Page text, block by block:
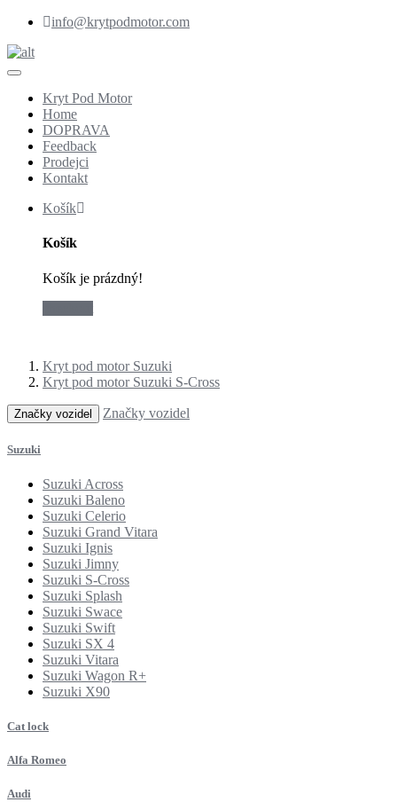
info@krytpodmotor.com
Kryt Pod Motor
Home
DOPRAVA
Feedback
Prodejci
Kontakt
Košík
Košík
Košík je prázdný!
Kryt pod motor Suzuki
Kryt pod motor Suzuki S-Cross
Značky vozidel Značky vozidel
Suzuki
Suzuki Across
Suzuki Baleno
Suzuki Celerio
Suzuki Grand Vitara
Suzuki Ignis
Suzuki Jimny
Suzuki S-Cross
Suzuki Splash
Suzuki Swace
Suzuki Swift
Suzuki SX 4
Suzuki Vitara
Suzuki Wagon R+
Suzuki X90
Cat lock
Alfa Romeo
Audi